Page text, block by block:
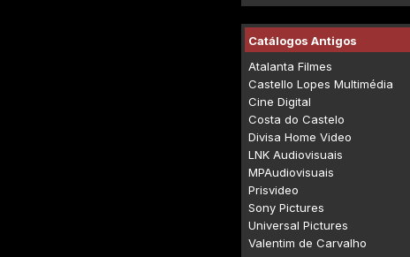
Catálogos Antigos
Atalanta Filmes
Castello Lopes Multimédia
Cine Digital
Costa do Castelo
Divisa Home Video
LNK Audiovisuais
MPAudiovisuais
Prisvideo
Sony Pictures
Universal Pictures
Valentim de Carvalho